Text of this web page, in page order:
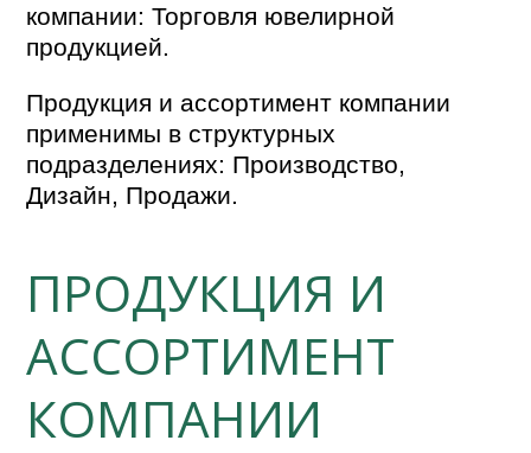
компании: Торговля ювелирной
продукцией.
Продукция и ассортимент компании
применимы в структурных
подразделениях: Производство,
Дизайн, Продажи.
ПРОДУКЦИЯ И
АССОРТИМЕНТ
КОМПАНИИ